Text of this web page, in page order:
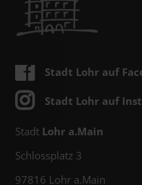
Stadt Lohr auf
Stadt Lohr auf
Stadt Lohr a.Main
Schlossplatz 3
97816 Lohr a.Main